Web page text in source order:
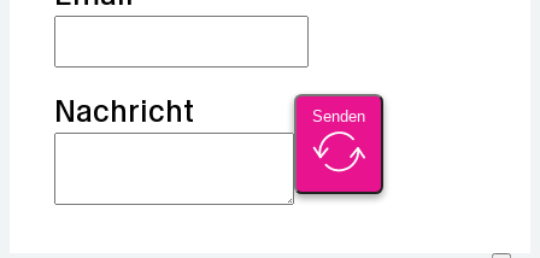
Nachricht Senden